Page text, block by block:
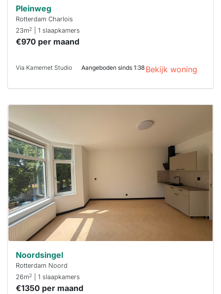
Pleinweg
Rotterdam Charlois
23m2 | 1 slaapkamers
€970 per maand
Via Kamernet Studio Aangeboden sinds 1:38 Bekijk woning
waarschijnlijk
al verhuurd
Om kans te
maken moet je
binnen 15
minuten
reageren.
Stekkies helpt
je hierbij!
Noordsingel
Rotterdam Noord
26m2 | 1 slaapkamers
€1350 per maand